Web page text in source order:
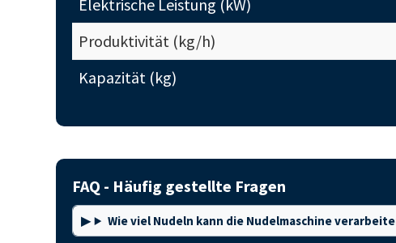
Elektrische Leistung (kW)
Produktivität (kg/h)
Kapazität (kg)
FAQ - Häufig gestellte Fragen
Wie viel Nudeln kann die Nudelmaschine